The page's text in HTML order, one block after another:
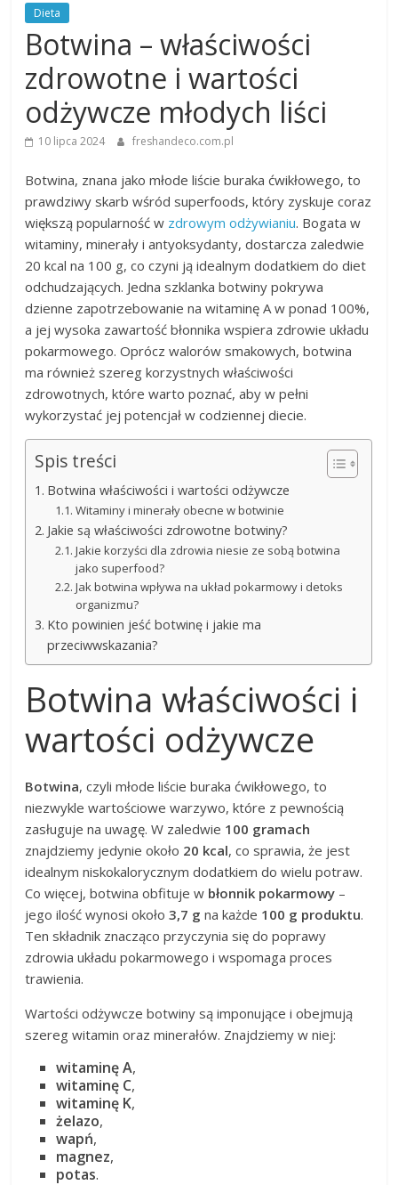
Dieta
Botwina – właściwości
zdrowotne i wartości
odżywcze młodych liści
10 lipca 2024 freshandeco.com.pl
Botwina, znana jako młode liście buraka ćwikłowego, to
prawdziwy skarb wśród superfoods, który zyskuje coraz
większą popularność w zdrowym odżywianiu. Bogata w
witaminy, minerały i antyoksydanty, dostarcza zaledwie
20 kcal na 100 g, co czyni ją idealnym dodatkiem do diet
odchudzających. Jedna szklanka botwiny pokrywa
dzienne zapotrzebowanie na witaminę A w ponad 100%,
a jej wysoka zawartość błonnika wspiera zdrowie układu
pokarmowego. Oprócz walorów smakowych, botwina
ma również szereg korzystnych właściwości
zdrowotnych, które warto poznać, aby w pełni
wykorzystać jej potencjał w codziennej diecie.
Spis treści
Botwina właściwości i wartości odżywcze
Witaminy i minerały obecne w botwinie
Jakie są właściwości zdrowotne botwiny?
Jakie korzyści dla zdrowia niesie ze sobą botwina
jako superfood?
Jak botwina wpływa na układ pokarmowy i detoks
organizmu?
Kto powinien jeść botwinę i jakie ma
przeciwwskazania?
Botwina właściwości i
wartości odżywcze
Botwina, czyli młode liście buraka ćwikłowego, to
niezwykle wartościowe warzywo, które z pewnością
zasługuje na uwagę. W zaledwie 100 gramach
znajdziemy jedynie około 20 kcal, co sprawia, że jest
idealnym niskokalorycznym dodatkiem do wielu potraw.
Co więcej, botwina obfituje w błonnik pokarmowy –
jego ilość wynosi około3,7 g na każde 100 g produktu.
Ten składnik znacząco przyczynia się do poprawy
zdrowia układu pokarmowego i wspomaga proces
trawienia.
Wartości odżywcze botwiny są imponujące i obejmują
szereg witamin oraz minerałów. Znajdziemy w niej:
witaminę A,
witaminę C,
witaminę K,
żelazo,
wapń,
magnez,
potas.